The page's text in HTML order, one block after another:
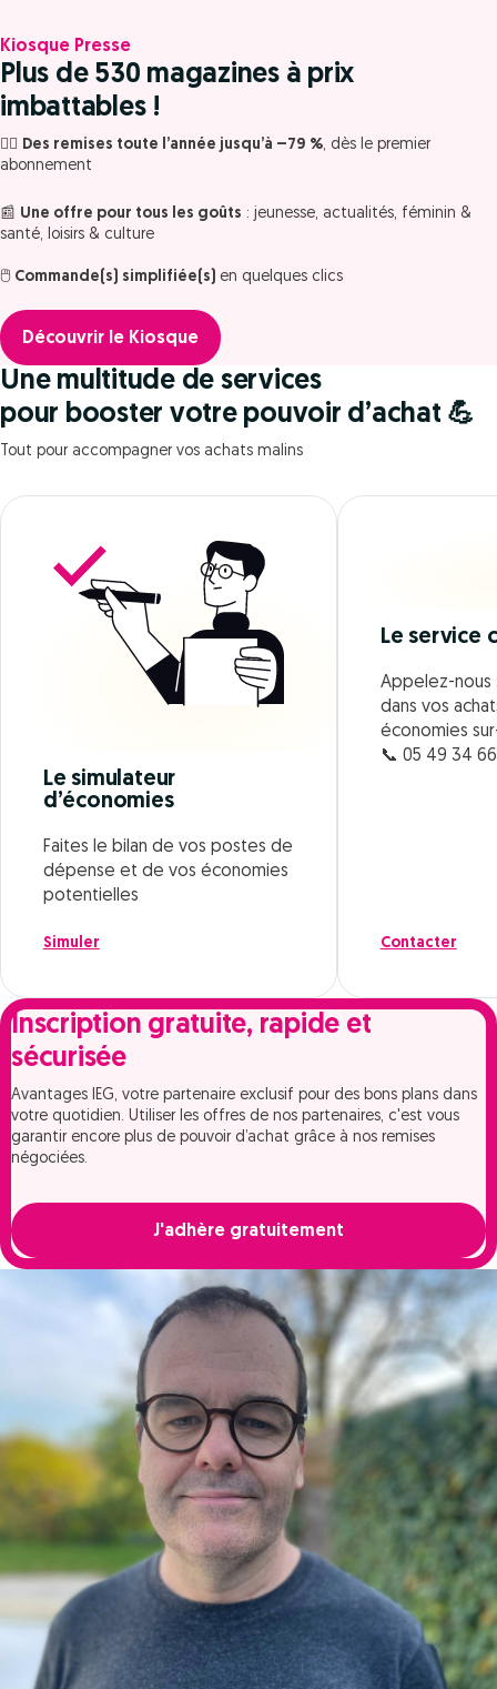
Kiosque Presse
Plus de 530 magazines à prix
imbattables !
🙋‍♀️ Des remises toute l’année jusqu’à –79 %, dès le premier
abonnement
📰 Une offre pour tous les goûts : jeunesse, actualités, féminin &
santé, loisirs & culture
🖱️ Commande(s) simplifiée(s) en quelques clics
Découvrir le Kiosque
Une multitude de services
pour booster votre pouvoir d’achat 💪
Tout pour accompagner vos achats malins
Le simulateur
d’économies
Faites le bilan de vos postes de
dépense et de vos économies
potentielles
Simuler
Le service
Appelez-nous
dans vos
économies
📞 05 49 34
Contacter
Inscription gratuite, rapide et
sécurisée
Avantages IEG, votre partenaire exclusif pour des bons plans dans
votre quotidien. Utiliser les offres de nos partenaires, c'est vous
garantir encore plus de pouvoir d’achat grâce à nos remises
négociées.
J'adhère gratuitement